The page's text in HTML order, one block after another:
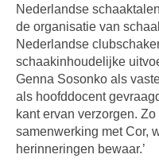
Nederlandse
de organisatie van
Nederlandse
schaakinhoudelijke
Genna Sosonko als
als hoofddocent
kant ervan verzorgen.
samenwerking met Cor,
herinneringen bewaar.’